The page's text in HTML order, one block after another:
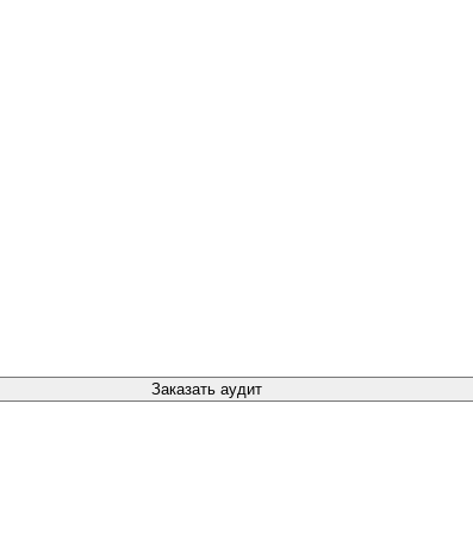
Заказать аудит